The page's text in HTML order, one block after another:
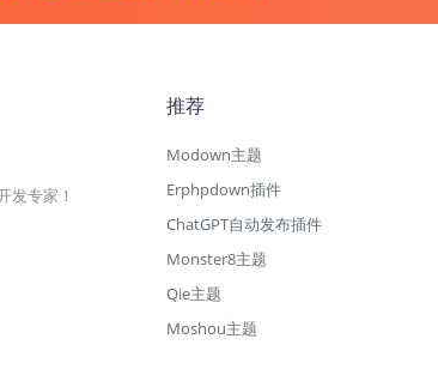
发专家！
推荐
Modown主题
Erphpdown插件
ChatGPT自动发布插件
Monster8主题
Qie主题
Moshou主题